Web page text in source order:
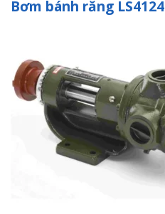
Bơm bánh răng LS4124